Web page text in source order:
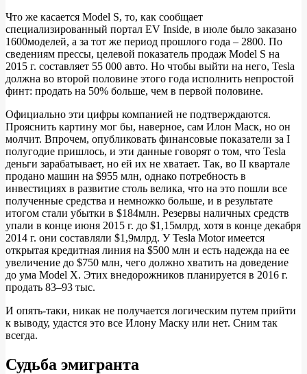
Что же касается Model S, то, как сообщает
специализированный портал EV Inside, в июле было заказано
1600моделей, а за тот же период прошлого года – 2800. По
сведениям прессы, целевой показатель продаж Model S на
2015 г. составляет 55 000 авто. Но чтобы выйти на него, Tesla
должна во второй половине этого года исполнить непростой
финт: продать на 50% больше, чем в первой половине.
Официально эти цифры компанией не подтверждаются.
Прояснить картину мог бы, наверное, сам Илон Маск, но он
молчит. Впрочем, опубликовать финансовые показатели за I
полугодие пришлось, и эти данные говорят о том, что Tesla
деньги зарабатывает, но ей их не хватает. Так, во II квартале
продано машин на $955 млн, однако потребность в
инвестициях в развитие столь велика, что на это пошли все
полученные средства и немножко больше, и в результате
итогом стали убытки в $184млн. Резервы наличных средств
упали в конце июня 2015 г. до $1,15млрд, хотя в конце декабря
2014 г. они составляли $1,9млрд. У Tesla Motor имеется
открытая кредитная линия на $500 млн и есть надежда на ее
увеличение до $750 млн, чего должно хватить на доведение
до ума Model X. Этих внедорожников планируется в 2016 г.
продать 83–93 тыс.
И опять-таки, никак не получается логическим путем прийти
к выводу, удастся это все Илону Маску или нет. Сним так
всегда.
Судьба эмигранта